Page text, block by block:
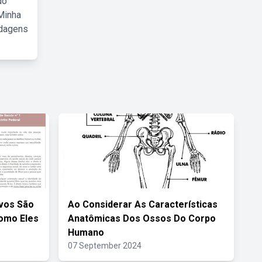
São
Eles
Ao Considerar As Características
Anatômicas Dos Ossos Do Corpo
Humano
07 September 2024